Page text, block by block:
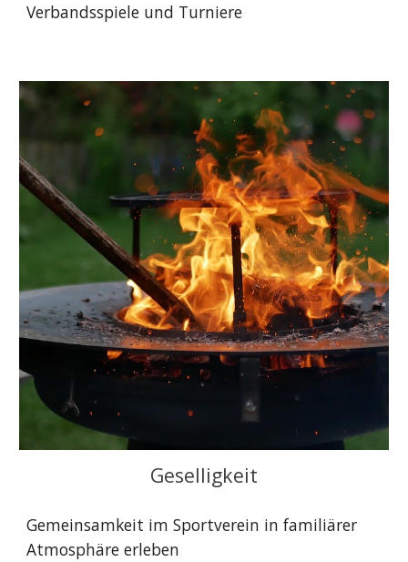
Verbandsspiele und Turniere
Geselligkeit
Gemeinsamkeit im Sportverein in familiärer
Atmosphäre erleben